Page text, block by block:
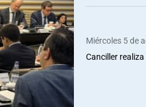
Miércoles 5 de
Canciller